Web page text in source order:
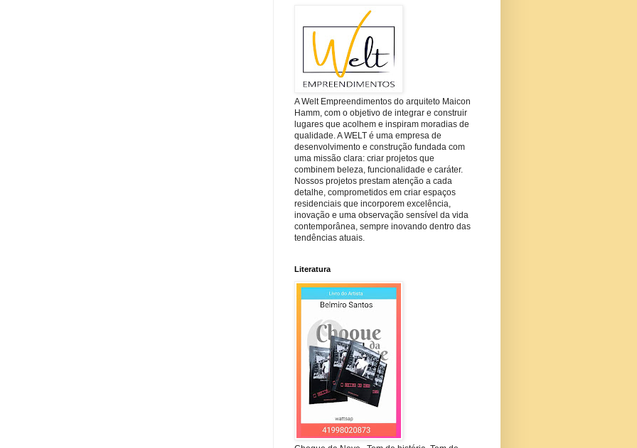
A Welt Empreendimentos do arquiteto Maicon
Hamm, com o objetivo de integrar e construir
lugares que acolhem e inspiram moradias de
qualidade. A WELT é uma empresa de
desenvolvimento e construção fundada com
uma missão clara: criar projetos que
combinem beleza, funcionalidade e caráter.
Nossos projetos prestam atenção a cada
detalhe, comprometidos em criar espaços
residenciais que incorporem excelência,
inovação e uma observação sensível da vida
contemporânea, sempre inovando dentro das
tendências atuais.
Literatura